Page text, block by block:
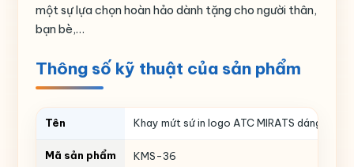
một sự lựa chọn hoàn hảo dành tặng cho người thân,
bạn bè,…
Thông số kỹ thuật của sản phẩm
Tên Khay mứt sứ in logo ATC MIRATS dáng
Mã sản phẩm KMS-36